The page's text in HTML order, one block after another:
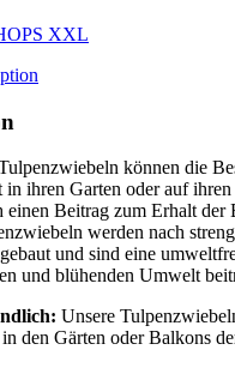
XXL
können die
in ihren Garten oder auf
einen Beitrag zum Erhalt der
werden nach
und sind eine
und blühenden Umwelt
Unsere
den Gärten oder Balkons